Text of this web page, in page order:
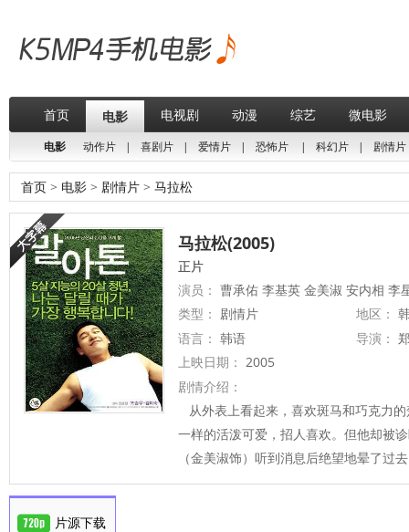
首页 电影 电视剧 动漫 综艺 微电影
电影 动作片 | 喜剧片 | 爱情片 | 恐怖片 | 科幻片 | 剧情片
首页 > 电影 > 剧情片 > 马拉松
马拉松(2005)
正片
演员： 曹承佑 李基英 金美淑 安内相 李
类型： 剧情片 地区：
语言： 韩语 导演：
上映日期： 2005
剧情介绍：
从外表上看起来，喜欢斑马和巧克力
一样的活泼可爱，招人喜欢。但他却被
（金美淑饰）听到消息后绝望地晕了过
片源下载